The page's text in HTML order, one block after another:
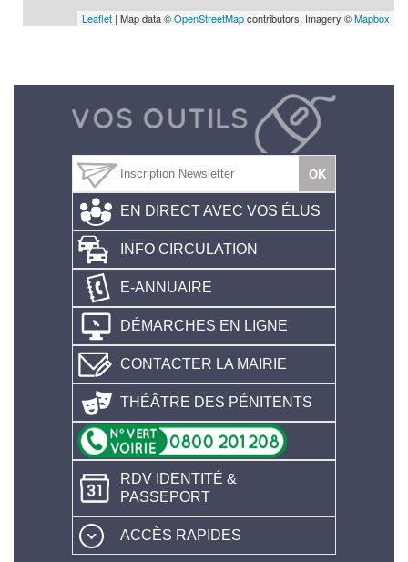
Leaflet | Map data ©OpenStreetMapcontributors, Imagery ©Mapbox
EN DIRECT AVEC VOS ÉLUS
INFO CIRCULATION
E-ANNUAIRE
DÉMARCHES EN LIGNE
CONTACTER LA MAIRIE
THÉÂTRE DES PÉNITENTS
RDV IDENTITÉ &
PASSEPORT
ACCÈS RAPIDES